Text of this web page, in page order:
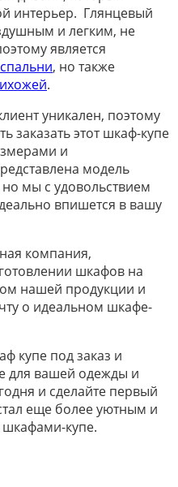
интерьер. Глянцевый
и легким, не
является
спальни, но также
.
уникален, поэтому
заказать этот шкаф-купе
и
модель
мы с удовольствием
впишется в вашу
компания,
шкафов на
нашей продукции и
о идеальном шкафе-
купе под заказ и
для вашей одежды и
и сделайте первый
еще более уютным и
купе.